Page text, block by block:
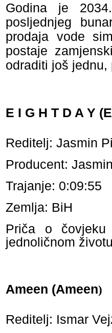
Godina je
posljednjeg
prodaja vode
postaje
odraditi još
E I G H T D A Y
Reditelj: Jasmin
Producent:
Trajanje: 0:09:55
Zemlja: BiH
Priča o
jednoličnom
Ameen (Ameen)
Reditelj: Ismar